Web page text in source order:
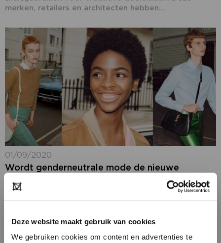
Deze website maakt gebruik van cookies
We gebruiken cookies om content en advertenties te
merken, retailers en architecten hebben...
01/09/2020
Wordt genderneutrale mode de nieuwe
norm?
Een aantal jaar geleden gooide modeketen Zara hoge
steeds meer merken het belang van deze vorm van...